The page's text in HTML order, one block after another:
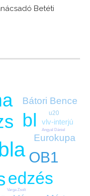
Betéti
bl
edzés
OB1
Bátori Bence
Eurokupa
vlv-interjú
u20
Angyal Dániel
Varga Zsolt